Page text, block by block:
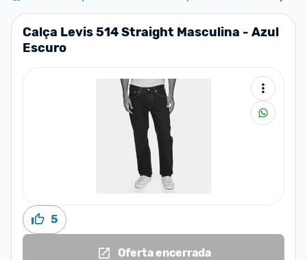
Calça Levis 514 Straight Masculina - Azul
Escuro
5
Oferta encerrada